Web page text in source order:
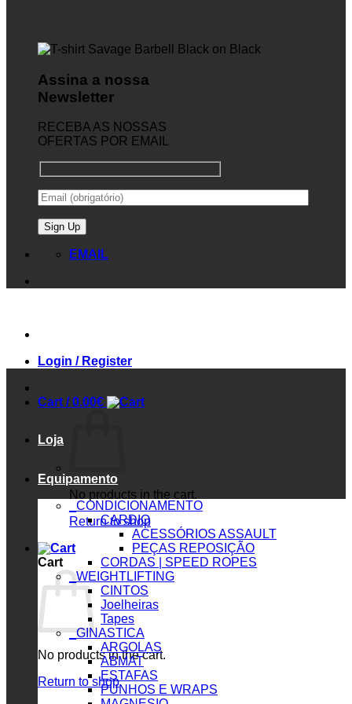
Assina a nossa
Newsletter
RECEBA AS NOSSAS
OFERTAS POR EMAIL
EMAIL
Login / Register
Cart /0.00€
No products in the cart.
Return to shop
Cart
No products in the cart.
Return to shop
Loja
Equipamento
_CONDICIONAMENTO
CARDIO
ACESSÓRIOS ASSAULT
PEÇAS REPOSIÇÃO
CORDAS | SPEED ROPES
_WEIGHTLIFTING
CINTOS
Joelheiras
Tapes
_GINASTICA
ARGOLAS
ABMAT
ESTAFAS
PUNHOS E WRAPS